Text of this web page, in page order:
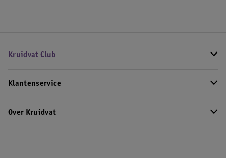
Kruidvat Club
Klantenservice
Over Kruidvat